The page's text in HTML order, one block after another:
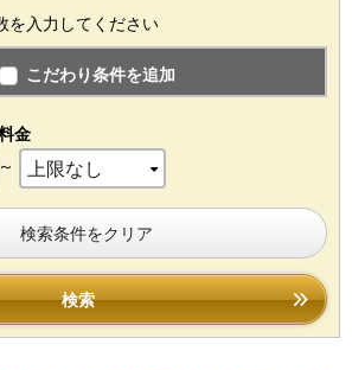
を入力してください
こだわり条件を追加
金
～
検索条件をクリア
検索